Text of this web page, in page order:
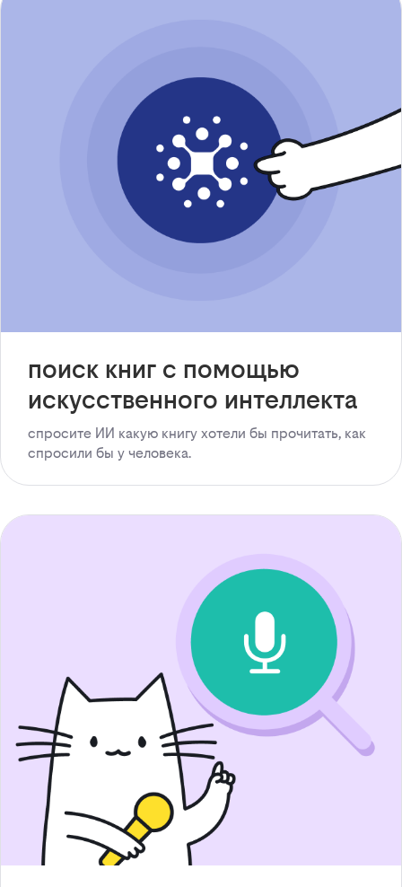
поиск книг с помощью
искусственного интеллекта
спросите ИИ какую книгу хотели бы прочитать, как
спросили бы у человека.